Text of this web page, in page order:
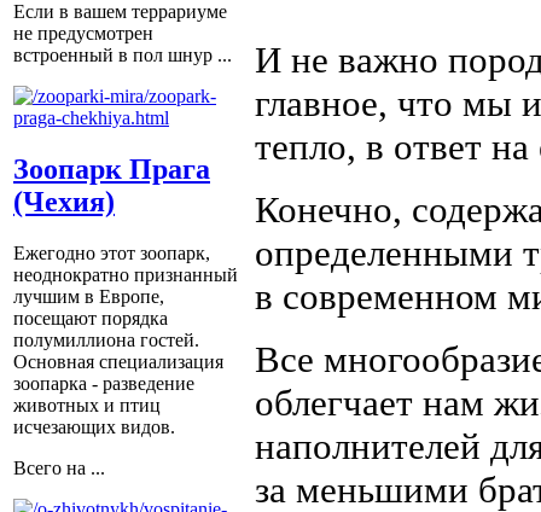
Если в вашем террариуме
не предусмотрен
встроенный в пол шнур ...
Зоопарк Прага
(Чехия)
Ежегодно этот зоопарк,
неоднократно признанный
лучшим в Европе,
посещают порядка
полумиллиона гостей.
Основная специализация
зоопарка - разведение
животных и птиц
исчезающих видов.
Всего на ...
И не важно
главное, что мы
тепло, в ответ
Конечно,
определенными
в современном
Все
облегчает нам
наполнителей
за меньшими